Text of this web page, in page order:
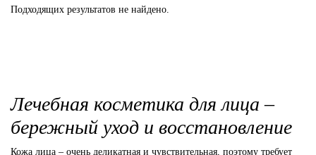
Подходящих результатов не найдено.
Лечебная косметика для лица –
бережный уход и восстановление
Кожа лица – очень деликатная и чувствительная, поэтому требует